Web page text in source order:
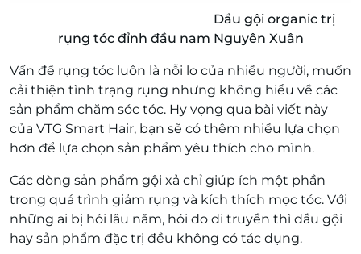
Dầu gội organic trị
rụng tóc đỉnh đầu nam Nguyên Xuân
Vấn đề rụng tóc luôn là nỗi lo của nhiều người, muốn
cải thiện tình trạng rụng nhưng không hiểu về các
sản phẩm chăm sóc tóc. Hy vọng qua bài viết này
của VTG Smart Hair, bạn sẽ có thêm nhiều lựa chọn
hơn để lựa chọn sản phẩm yêu thích cho mình.
Các dòng sản phẩm gội xả chỉ giúp ích một phần
trong quá trình giảm rụng và kích thích mọc tóc. Với
những ai bị hói lâu năm, hói do di truyền thì dầu gội
hay sản phẩm đặc trị đều không có tác dụng.